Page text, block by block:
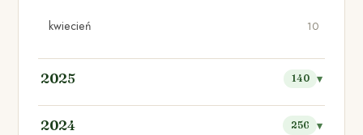
kwiecień 10
2025 140
2024 256